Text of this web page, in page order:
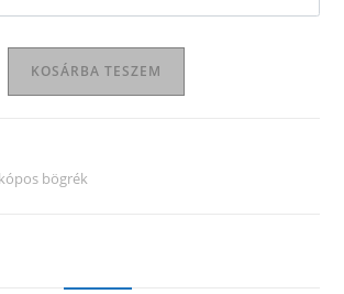
KOSÁRBA TESZEM
bögrék